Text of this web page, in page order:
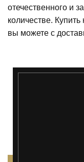
отечественного и
количестве.
вы можете с